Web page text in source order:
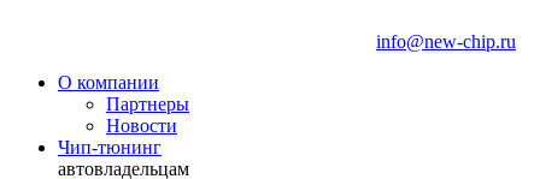
info@new-chip.ru
О компании
Партнеры
Новости
Чип-тюнинг
автовладельцам